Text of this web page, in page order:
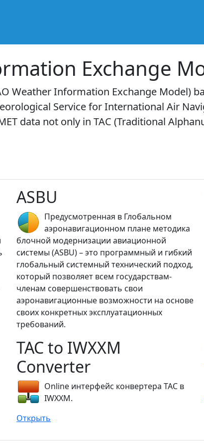
Exchange
Weather Information Exchange Model)
Service for International Air
data not only in TAC (Traditional
ASBU
Предусмотренная в Глобальном
аэронавигационном плане методика
блочной модернизации авиационной
системы (ASBU) – это программный и гибкий
глобальный системный технический подход,
который позволяет всем государствам-
членам совершенствовать свои
аэронавигационные возможности на основе
своих конкретных эксплуатационных
требований.
TAC to IWXXM
Converter
Online интерфейс конвертера ТАС в
IWXXM.
Открыть